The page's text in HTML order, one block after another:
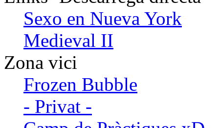
Sexo en Nueva York
Medieval II
Zona vici
Frozen Bubble
- Privat -